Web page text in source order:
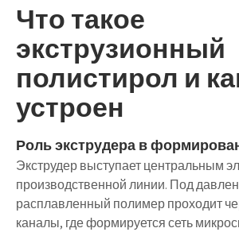
Что такое
экструзионный
полистирол и
устроен
Роль экструдера в
Экструдер выступает центральным
производственной линии. Под
расплавленный полимер проходит
каналы, где формируется сеть